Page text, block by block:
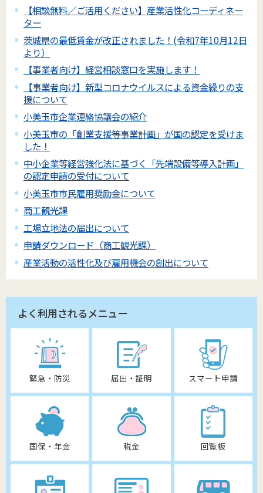
【相談無料／ご活用ください】産業活性化コーディネー
ター
茨城県の最低賃金が改正されました！(令和7年10月12日
より）
【事業者向け】経営相談窓口を実施します！
【事業者向け】新型コロナウイルスによる資金繰りの支
援について
小美玉市企業連絡協議会の紹介
小美玉市の「創業支援等事業計画」が国の認定を受けま
した！
中小企業等経営強化法に基づく「先端設備等導入計画」
の認定申請の受付について
小美玉市市民雇用奨励金について
商工観光課
工場立地法の届出について
申請ダウンロード（商工観光課）
産業活動の活性化及び雇用機会の創出について
よく利用されるメニュー
緊急・防災 届出・証明 スマート申請
国保・年金 税金 回覧板